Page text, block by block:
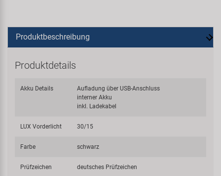
Produktbeschreibung
Produktdetails
Akku Details
Aufladung über USB-Anschluss
interner Akku
inkl. Ladekabel
LUX Vorderlicht 30/15
Farbe schwarz
Prüfzeichen deutsches Prüfzeichen